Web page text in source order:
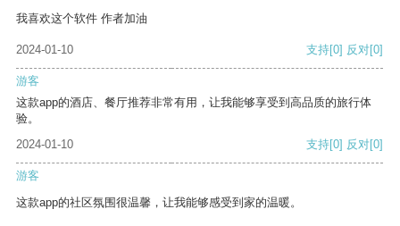
我喜欢这个软件 作者加油
2024-01-10 支持[0] 反对[0]
游客
这款app的酒店、餐厅推荐非常有用，让我能够享受到高品质的旅行体
验。
2024-01-10
支持[0] 反对[0]
游客
这款app的社区氛围很温馨，让我能够感受到家的温暖。